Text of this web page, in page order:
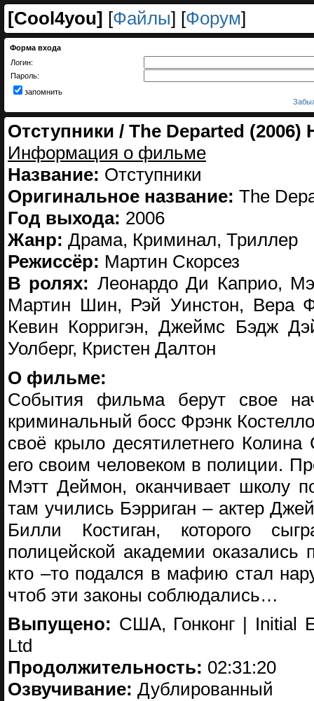
[Cool4you] [Файлы] [Форум]
Форма входа
Логин:
Пароль:
запомнить
Отступники / The Departed (2006)
Информация о фильме
Название: Отступники
Оригинальное название: The
Год выхода: 2006
Жанр: Драма, Криминал, Триллер
Режиссёр: Мартин Скорсез
В ролях: Леонардо Ди Каприо,
Мартин Шин, Рэй Уинстон, Вера
Кевин Корригэн, Джеймс Бэдж
Уолберг, Кристен Далтон
О фильме:
События фильма берут свое
криминальный босс Фрэнк
своё крыло десятилетнего
его своим человеком в полиции.
Мэтт Деймон, оканчивает школу
там учились Бэрриган – актер
Билли Костиган, которого
полицейской академии
кто –то подался в мафию стал
чтоб эти законы соблюдались…
Выпущено: США, Гонконг | Initial
Ltd
Продолжительность: 02:31:20
Озвучивание: Дублированный